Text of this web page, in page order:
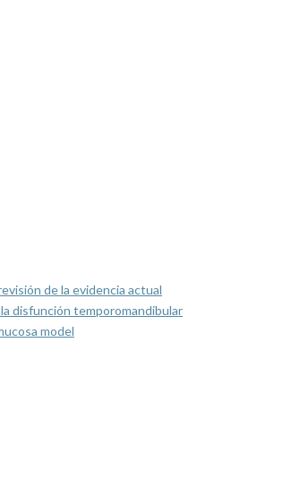
de la evidencia actual
disfunción temporomandibular
model